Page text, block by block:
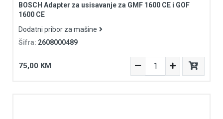
BOSCH Adapter za usisavanje za GMF 1600 CE i GOF
1600 CE
Dodatni pribor za mašine
Šifra: 2608000489
75,00 KM